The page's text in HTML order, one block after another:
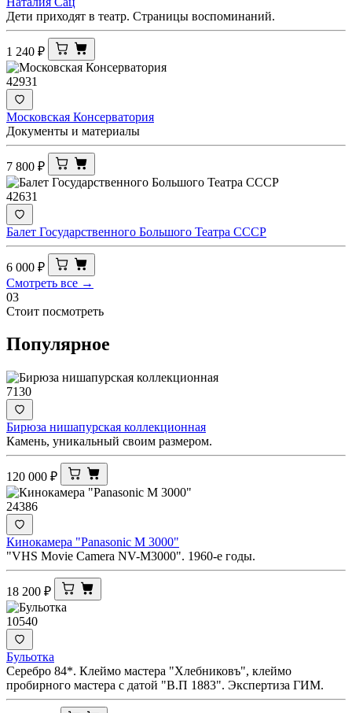
Дети приходят в театр. Страницы воспоминаний.
1 240 ₽
42931
Московская Консерватория
Документы и материалы
7 800 ₽
42631
Балет Государственного Большого Театра СССР
6 000 ₽
Смотреть все →
03
Стоит посмотреть
Популярное
7130
Бирюза нишапурская коллекционная
Камень, уникальный своим размером.
120 000 ₽
24386
Кинокамера "Panasonic M 3000"
"VHS Movie Camera NV-M3000". 1960-е годы.
18 200 ₽
10540
Бульотка
Серебро 84*. Клеймо мастера "Хлебниковъ", клеймо
пробирного мастера с датой "В.П 1883". Экспертиза ГИМ.